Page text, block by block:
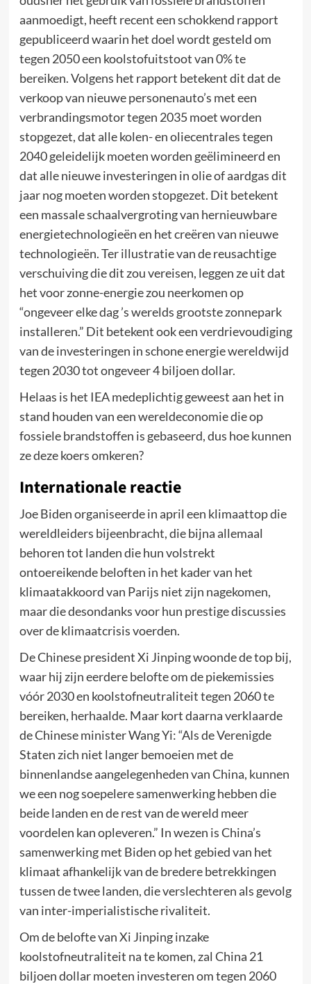
aanmoedigt, heeft recent een schokkend rapport
gepubliceerd waarin het doel wordt gesteld om
tegen 2050 een koolstofuitstoot van 0% te
bereiken. Volgens het rapport betekent dit dat de
verkoop van nieuwe personenauto’s met een
verbrandingsmotor tegen 2035 moet worden
stopgezet, dat alle kolen- en oliecentrales tegen
2040 geleidelijk moeten worden geëlimineerd en
dat alle nieuwe investeringen in olie of aardgas dit
jaar nog moeten worden stopgezet. Dit betekent
een massale schaalvergroting van hernieuwbare
energietechnologieën en het creëren van nieuwe
technologieën. Ter illustratie van de reusachtige
verschuiving die dit zou vereisen, leggen ze uit dat
het voor zonne-energie zou neerkomen op
“ongeveer elke dag ’s werelds grootste zonnepark
installeren.” Dit betekent ook een verdrievoudiging
van de investeringen in schone energie wereldwijd
tegen 2030 tot ongeveer 4 biljoen dollar.
Helaas is het IEA medeplichtig geweest aan het in
stand houden van een wereldeconomie die op
fossiele brandstoffen is gebaseerd, dus hoe kunnen
ze deze koers omkeren?
Internationale reactie
Joe Biden organiseerde in april een klimaattop die
wereldleiders bijeenbracht, die bijna allemaal
behoren tot landen die hun volstrekt
ontoereikende beloften in het kader van het
klimaatakkoord van Parijs niet zijn nagekomen,
maar die desondanks voor hun prestige discussies
over de klimaatcrisis voerden.
De Chinese president Xi Jinping woonde de top bij,
waar hij zijn eerdere belofte om de piekemissies
vóór 2030 en koolstofneutraliteit tegen 2060 te
bereiken, herhaalde. Maar kort daarna verklaarde
de Chinese minister Wang Yi: “Als de Verenigde
Staten zich niet langer bemoeien met de
binnenlandse aangelegenheden van China, kunnen
we een nog soepelere samenwerking hebben die
beide landen en de rest van de wereld meer
voordelen kan opleveren.” In wezen is China’s
samenwerking met Biden op het gebied van het
klimaat afhankelijk van de bredere betrekkingen
tussen de twee landen, die verslechteren als gevolg
van inter-imperialistische rivaliteit.
Om de belofte van Xi Jinping inzake
koolstofneutraliteit na te komen, zal China 21
biljoen dollar moeten investeren om tegen 2060